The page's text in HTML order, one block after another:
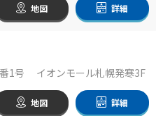
地図 詳細
1号 イオンモール札幌発寒3F
地図 詳細